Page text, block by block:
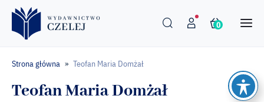
0
Strona główna » Teofan Maria Domżał
Teofan Maria Domżał